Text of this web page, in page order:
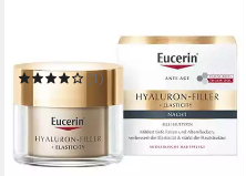
HYALURON-FILLER +
ELASTICITY Nachtpflege
(1)
ab 28,95 €
42,45 €
(579,00 €/ 1 l)
-32%
in 3-4 Werktagen bei dir